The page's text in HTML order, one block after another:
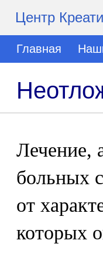
Центр
Главная
Лечение,
больных
от
которых